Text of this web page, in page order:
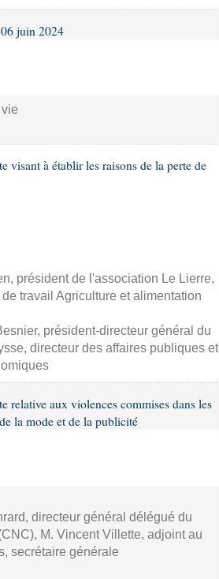
juin 2024
visant à établir les raisons de la perte de
président de l'association Le Lierre,
travail Agriculture et alimentation
président-directeur général du
directeur des affaires publiques et
relative aux violences commises dans les
la mode et de la publicité
directeur général délégué du
M. Vincent Villette, adjoint au
secrétaire générale